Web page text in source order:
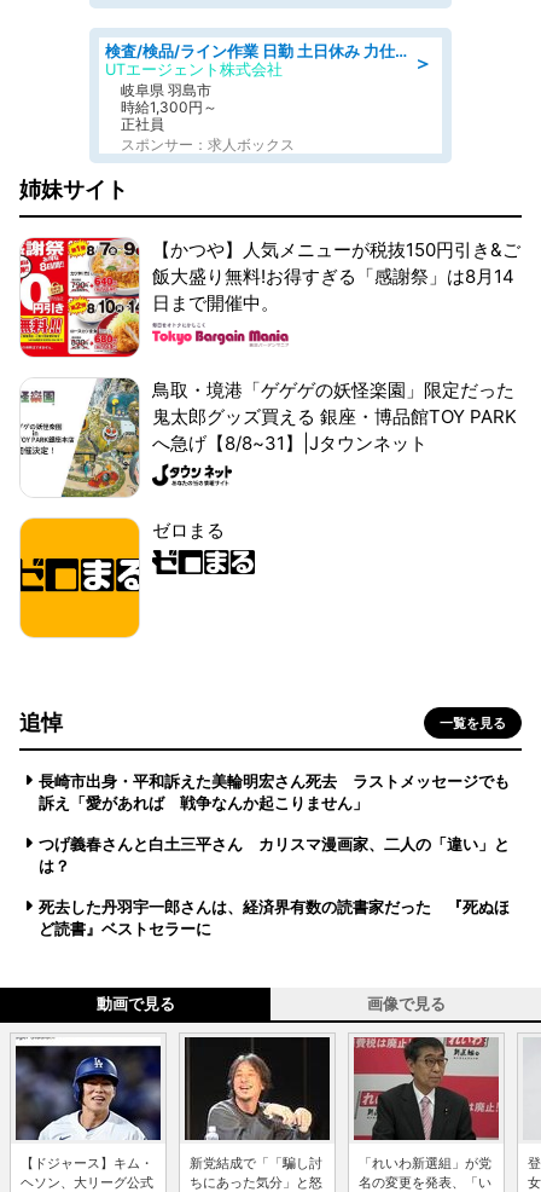
＞
検査/検品/ライン作業 日勤 土日休み 力仕事ほぼなし 座り作業メイン 検品·検査
UTエージェント株式会社
岐阜県 羽島市
時給1,300円～
正社員
スポンサー：求人ボックス
姉妹サイト
【かつや】人気メニューが税抜150円引き&ご
飯大盛り無料!お得すぎる「感謝祭」は8月14
日まで開催中。
鳥取・境港「ゲゲゲの妖怪楽園」限定だった
鬼太郎グッズ買える 銀座・博品館TOY PARK
へ急げ【8/8~31】|Jタウンネット
ゼロまる
追悼 一覧を見る
長崎市出身・平和訴えた美輪明宏さん死去 ラストメッセージでも
訴え「愛があれば 戦争なんか起こりません」
つげ義春さんと白土三平さん カリスマ漫画家、二人の「違い」と
は？
死去した丹羽宇一郎さんは、経済界有数の読書家だった 『死ぬほ
ど読書』ベストセラーに
動画で見る 画像で見る
【ドジャース】キム・
ヘソン、大リーグ公式
新党結成で「「騙し討
ちにあった気分」と怒
「れいわ新選組」が党
名の変更を発表、「い